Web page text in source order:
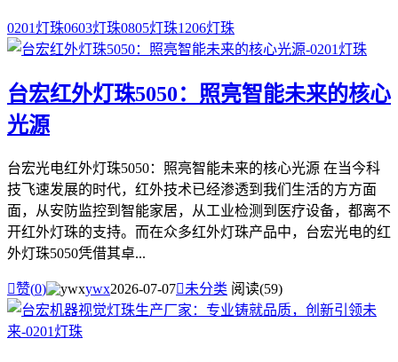
0201灯珠0603灯珠0805灯珠1206灯珠
台宏红外灯珠5050：照亮智能未来的核心
光源
台宏光电红外灯珠5050：照亮智能未来的核心光源 在当今科
技飞速发展的时代，红外技术已经渗透到我们生活的方方面
面，从安防监控到智能家居，从工业检测到医疗设备，都离不
开红外灯珠的支持。而在众多红外灯珠产品中，台宏光电的红
外灯珠5050凭借其卓...
赞(0) ywx2026-07-07未分类 阅读(59)